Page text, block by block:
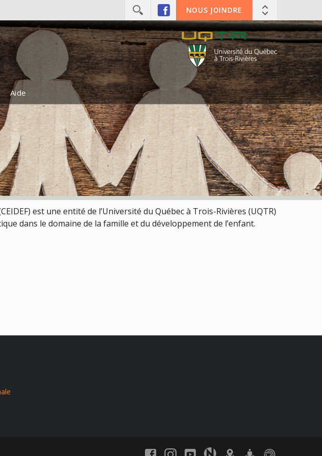
NOUS JOINDRE
Aide
est une entité de l’Université du Québec à Trois-Rivières (UQTR)
dans le domaine de la famille et du développement de l’enfant.